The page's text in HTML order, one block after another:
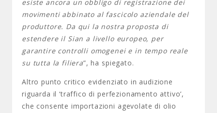
esiste ancora un obbligo di registrazione dei
movimenti abbinato al fascicolo aziendale del
produttore. Da qui la nostra proposta di
estendere il Sian a livello europeo, per
garantire controlli omogenei e in tempo reale
su tutta la filiera”, ha spiegato.
Altro punto critico evidenziato in audizione
riguarda il ‘traffico di perfezionamento attivo’,
che consente importazioni agevolate di olio